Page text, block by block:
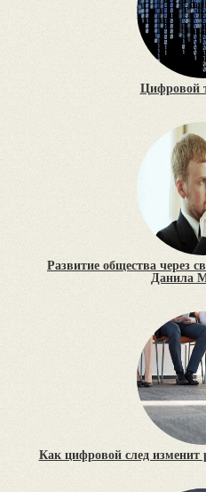
Цифровой
Развитие общества через
Данила
Как цифровой след изменит